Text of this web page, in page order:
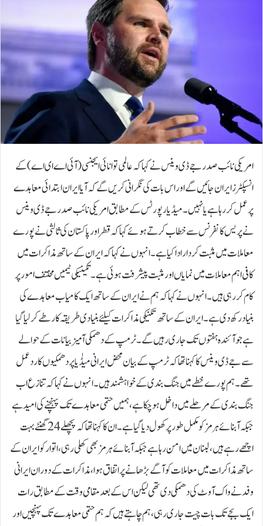
امریکی نائب صدر جے ڈی وینس نے کہا کہ عالمی توانائی ایجنسی (آئی اے ای اے) کے
انسپکٹرز ایران جائیں گے اور اس بات کی نگرانی کریں گے کہ آیا ایران ابتدائی معاہدے
پر عمل کر رہا ہے یا نہیں۔میڈیا رپورٹس کے مطابق امریکی نائب صدر جے ڈی وینس
نے پریس کانفرنس سے خطاب کرتے ہوئے کہا کہ قطر اور پاکستان کی ثالثی نے پورے
معاملات میں مثبت کردار ادا کیا ہے۔انہوں نے کہا کہ ایران کے ساتھ مذاکرات میں
کافی اہم معاملات میں نمایاں اور مثبت پیشرفت ہوئی ہے۔ تکینیکی ٹیمیں مخلتف امور پر
کام کررہی ہیں۔انہوں نے کہا کہ ہم نے ایران کے ساتھ ایک کامیاب معاہدے کی
بنیاد رکھ دی ہے۔ ایران کے ساتھ تکنیکی مذاکرات کیلئے بنیادی طریقہ کار طے کرلیا گیا
ہے جو آئندہ ہفتوں تک جاری رہیں گے۔ٹرمپ کے دھمکی آمیز بیانات کے حوالے
سے جے ڈی وینس کا کہنا تھا کہ ٹرمپ کے بیان محض ایرانی میڈٰیا پر دھمکیوں کا ردعمل
تھے۔ ہم پورے خطے میں جنگ بندی کے خواہشمند ہیں۔انہوں نے کہا کہ تنازع اب
جنگ بندی کے مرحلے میں داخل ہوچکا ہے، ہمیں حتمی معاہدے تک پہنچنے کی امید ہے
جبکہ آبنائے ہرمز کو مکمل طور پر کھول دیا گیا ہے۔ان کا کہنا تھا کہ پچھلے 24 گھنٹے بہت
اچھے رہے ہیں، لبنان میں امن رہا ہے جبکہ آبنائے ہرمز بھی کھلی رہی، اتوار کو ایران کے
ساتھ مذاکرات میں معاملات کو آگے بڑھانے پر اتفاق ہوا، مذاکرات کے دوران ایرانی
وفد نے واک آوٹ کی دھمکی دی تھی لیکن اس کے بعد مقامی وقت کے مطابق رات
ایک بجے تک بات چیت جاری رہی، ہم چاہتے ہیں کہ ہم حتمی معاہدے تک پہنچیں اور